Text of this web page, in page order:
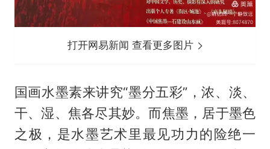
打开网易新闻 查看更多图片
国画水墨素来讲究“墨分五彩”，浓、淡、
干、湿、焦各尽其妙。而焦墨，居于墨色
之极，是水墨艺术里最见功力的险绝一